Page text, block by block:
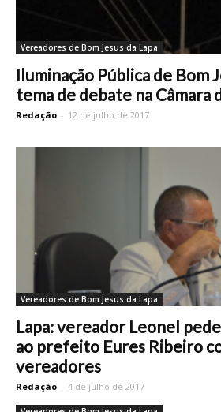
Vereadores de Bom Jesus da Lapa
Iluminação Pública de Bom
tema de debate na Câmara
Redação - 12 de julho de 2017
Vereadores de Bom Jesus da Lapa
Lapa: vereador Leonel
ao prefeito Eures Ribeiro
vereadores
Redação - 4 de julho de 2017